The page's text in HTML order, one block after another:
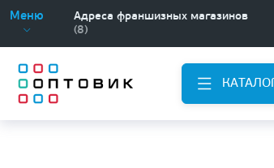
Меню
Адреса франшизных магазинов
(8)
КАТАЛОГ